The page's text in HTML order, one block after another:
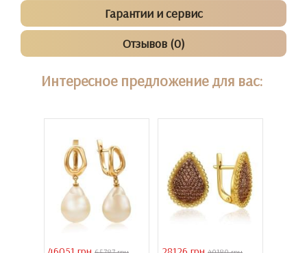
Гарантии и сервис
Отзывов (0)
Интересное предложение для вас: